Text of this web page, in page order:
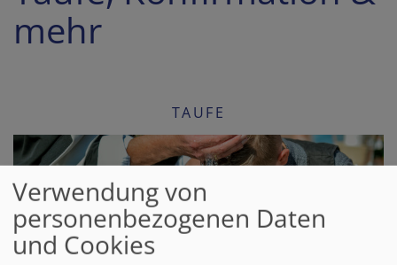
mehr
TAUFE
Verwendung von
personenbezogenen Daten
und Cookies